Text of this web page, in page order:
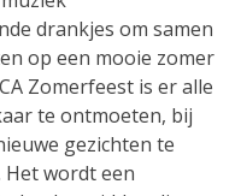
drankjes om samen
op een mooie zomer
Zomerfeest is er alle
te ontmoeten, bij
gezichten te
wordt een